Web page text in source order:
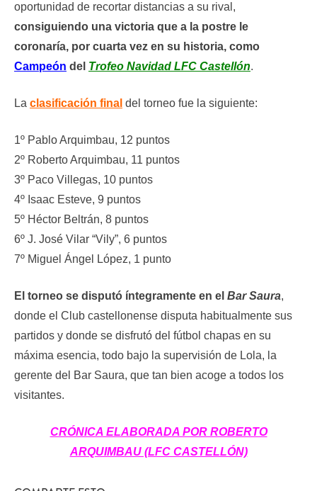
oportunidad de recortar distancias a su rival,
consiguiendo una victoria que a la postre le
coronaría, por cuarta vez en su historia, como
Campeón del Trofeo Navidad LFC Castellón.
La clasificación final del torneo fue la siguiente:
1º Pablo Arquimbau, 12 puntos
2º Roberto Arquimbau, 11 puntos
3º Paco Villegas, 10 puntos
4º Isaac Esteve, 9 puntos
5º Héctor Beltrán, 8 puntos
6º J. José Vilar “Vily”, 6 puntos
7º Miguel Ángel López, 1 punto
El torneo se disputó íntegramente en el Bar Saura,
donde el Club castellonense disputa habitualmente sus
partidos y donde se disfrutó del fútbol chapas en su
máxima esencia, todo bajo la supervisión de Lola, la
gerente del Bar Saura, que tan bien acoge a todos los
visitantes.
CRÓNICA ELABORADA POR ROBERTO
ARQUIMBAU (LFC CASTELLÓN)